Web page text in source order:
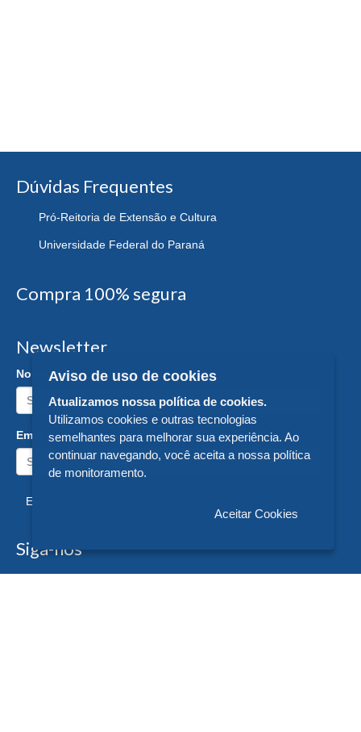
Dúvidas Frequentes
Pró-Reitoria de Extensão e Cultura
Universidade Federal do Paraná
Compra 100% segura
Newsletter
Nome:
Email:
Enviar
Siga-nos
Aviso de uso de cookies
Atualizamos nossa política de cookies.
Utilizamos cookies e outras tecnologias
semelhantes para melhorar sua experiência. Ao
continuar navegando, você aceita a nossa política
de monitoramento.
Aceitar Cookies